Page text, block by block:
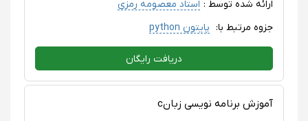
ارائه شده توسط : استاد معصومه رمزی
جزوه مرتبط با: پایتون python
دریافت رایگان
آموزش برنامه نویسی زبانc